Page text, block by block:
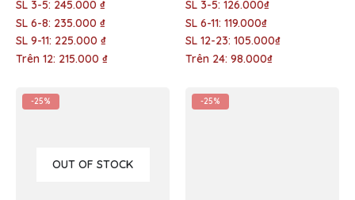
SL 3-5: 245.000 ₫
SL 6-8: 235.000 ₫
SL 9-11: 225.000 ₫
Trên 12: 215.000 ₫
SL 3-5: 126.000₫
SL 6-11: 119.000₫
SL 12-23: 105.000₫
Trên 24: 98.000₫
-25%
OUT OF STOCK
-25%